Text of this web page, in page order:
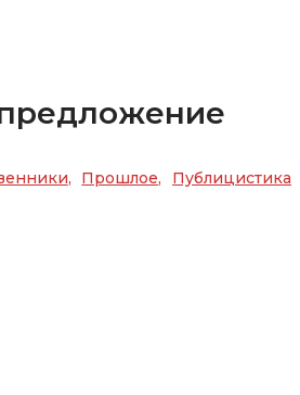
, Прошлое, Публицистика